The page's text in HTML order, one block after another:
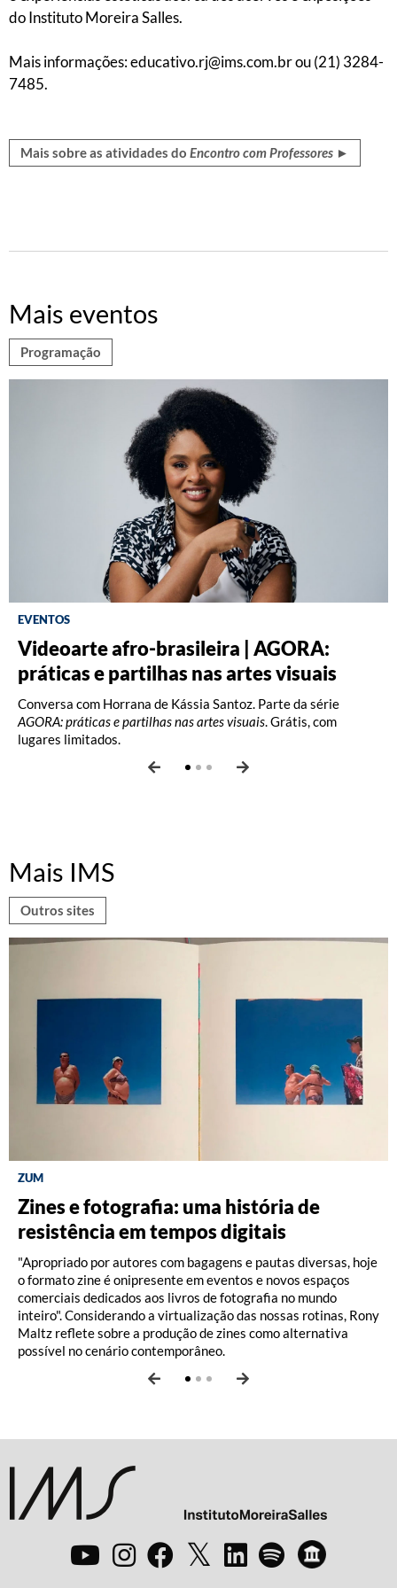
do Instituto Moreira Salles.
Mais informações: educativo.rj@ims.com.br ou (21) 3284-
7485.
Mais sobre as atividades do Encontro com Professores ►
Mais eventos
Programação
EVENTOS
Videoarte afro-brasileira | AGORA:
práticas e partilhas nas artes visuais
Conversa com Horrana de Kássia Santoz. Parte da série
AGORA: práticas e partilhas nas artes visuais. Grátis, com
lugares limitados.
Fotografia: Interpretações – Turma A
(2026)
Oficina com Celina Yamauchi. Vagas limitadas.
Fotografia: Princípios (2026)
Oficina com Celina Yamauchi. Vagas limitadas.
Mais IMS
Outros sites
ZUM
Zines e fotografia: uma história de
resistência em tempos digitais
"Apropriado por autores com bagagens e pautas diversas, hoje
o formato zine é onipresente em eventos e novos espaços
comerciais dedicados aos livros de fotografia no mundo
inteiro". Considerando a virtualização das nossas rotinas, Rony
Maltz reflete sobre a produção de zines como alternativa
possível no cenário contemporâneo.
DISCOGRAFIA BRASILEIRA
Do Pajeú a Hollywood: 100 anos de
Moacir Santos, por Pedro Paulo Malta
RÁDIO BATUTA
Ney ao vivo, muito vivo, com Luiz
Fernando Vianna